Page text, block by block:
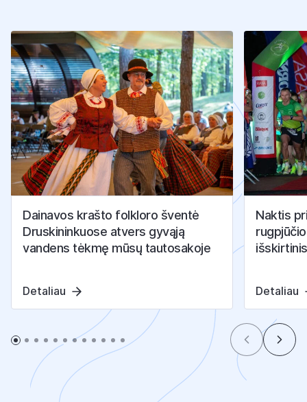
Dainavos krašto folkloro šventė
Druskininkuose atvers gyvąją
vandens tėkmę mūsų tautosakoje
Detaliau
Naktis
Detaliau